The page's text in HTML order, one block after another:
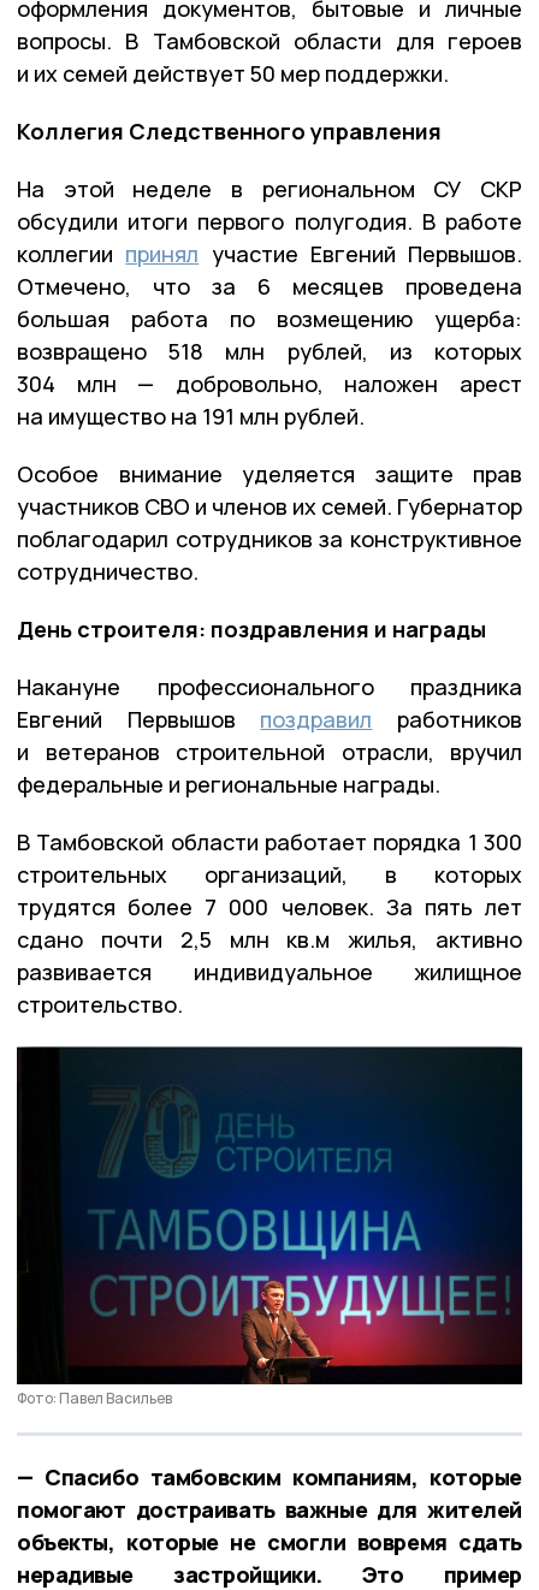
оформления документов, бытовые и личные
вопросы. В Тамбовской области для героев
и их семей действует 50 мер поддержки.
Коллегия Следственного управления
На этой неделе в региональном СУ СКР
обсудили итоги первого полугодия. В работе
коллегии принял участие Евгений Первышов.
Отмечено, что за 6 месяцев проведена
большая работа по возмещению ущерба:
возвращено 518 млн рублей, из которых
304 млн — добровольно, наложен арест
на имущество на 191 млн рублей.
Особое внимание уделяется защите прав
участников СВО и членов их семей. Губернатор
поблагодарил сотрудников за конструктивное
сотрудничество.
День строителя: поздравления и награды
Накануне профессионального праздника
Евгений Первышов поздравил работников
и ветеранов строительной отрасли, вручил
федеральные и региональные награды.
В Тамбовской области работает порядка 1 300
строительных организаций, в которых
трудятся более 7 000 человек. За пять лет
сдано почти 2,5 млн кв.м жилья, активно
развивается индивидуальное жилищное
строительство.
Фото: Павел Васильев
— Спасибо тамбовским компаниям, которые
помогают достраивать важные для жителей
объекты, которые не смогли вовремя сдать
нерадивые застройщики. Это пример